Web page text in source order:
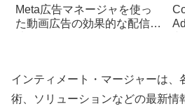
Meta広告マネージャを使っ
た動画広告の効果的な配信方
インティメート・マージャーは、
術、ソリューションなどの最新情